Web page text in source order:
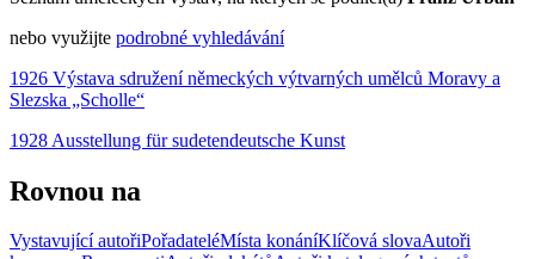
nebo využijte podrobné vyhledávání
1926 Výstava sdružení německých výtvarných umělců Moravy a
Slezska „Scholle“
1928 Ausstellung für sudetendeutsche Kunst
Rovnou na
Vystavující autořiPořadateléMísta konáníKlíčová slovaAutoři